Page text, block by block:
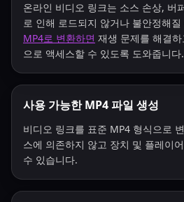
온라인 비디오 링크는 소스 손상, 버
로 인해 로드되지 않거나 불안정해
MP4로 변환하면 재생 문제를 해결
으로 액세스할 수 있도록 도와줍니다.
사용 가능한 MP4 파일 생성
비디오 링크를 표준 MP4 형식으로
스에 의존하지 않고 장치 및 플레이
수 있습니다.